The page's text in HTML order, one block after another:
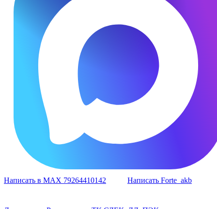
Написать в MAX 79264410142 Написать Forte_akb